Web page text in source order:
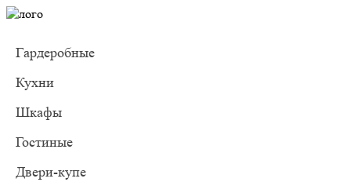
Гардеробные
Кухни
Шкафы
Гостиные
Двери-купе